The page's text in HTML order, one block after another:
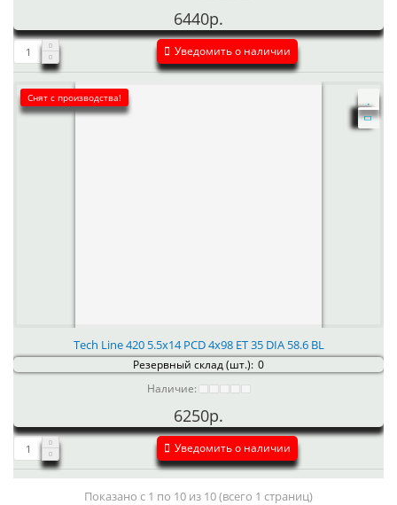
6440р.
Уведомить о наличии
Снят с производства!
Tech Line 420 5.5x14 PCD 4x98 ET 35 DIA 58.6 BL
Резервный склад (шт.): 0
Наличие:
6250р.
Уведомить о наличии
Показано с 1 по 10 из 10 (всего 1 страниц)